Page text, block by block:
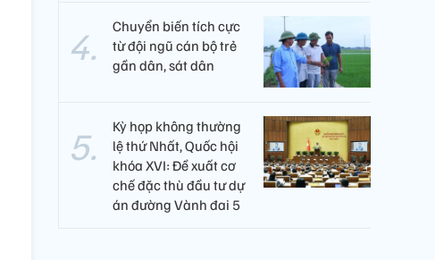
Chuyển biến tích cực
từ đội ngũ cán bộ trẻ
gần dân, sát dân
Kỳ họp không thường
lệ thứ Nhất, Quốc hội
khóa XVI: Đề xuất cơ
chế đặc thù đầu tư dự
án đường Vành đai 5